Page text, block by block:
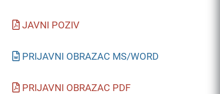
JAVNI POZIV
PRIJAVNI OBRAZAC MS/WORD
PRIJAVNI OBRAZAC PDF